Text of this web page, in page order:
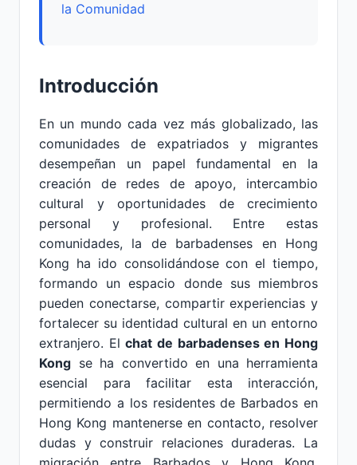
la Comunidad
Introducción
En un mundo cada vez más globalizado, las
comunidades de expatriados y migrantes
desempeñan un papel fundamental en la
creación de redes de apoyo, intercambio
cultural y oportunidades de crecimiento
personal y profesional. Entre estas
comunidades, la de barbadenses en Hong
Kong ha ido consolidándose con el tiempo,
formando un espacio donde sus miembros
pueden conectarse, compartir experiencias y
fortalecer su identidad cultural en un entorno
extranjero. Elchat de barbadenses en Hong
Kong se ha convertido en una herramienta
esencial para facilitar esta interacción,
permitiendo a los residentes de Barbados en
Hong Kong mantenerse en contacto, resolver
dudas y construir relaciones duraderas. La